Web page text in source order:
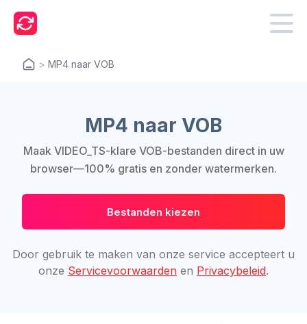
> MP4 naar VOB
MP4 naar VOB
Maak VIDEO_TS-klare VOB-bestanden direct in uw
browser—100% gratis en zonder watermerken.
Bestanden kiezen
Door gebruik te maken van onze service accepteert u
onze Servicevoorwaarden en Privacybeleid.